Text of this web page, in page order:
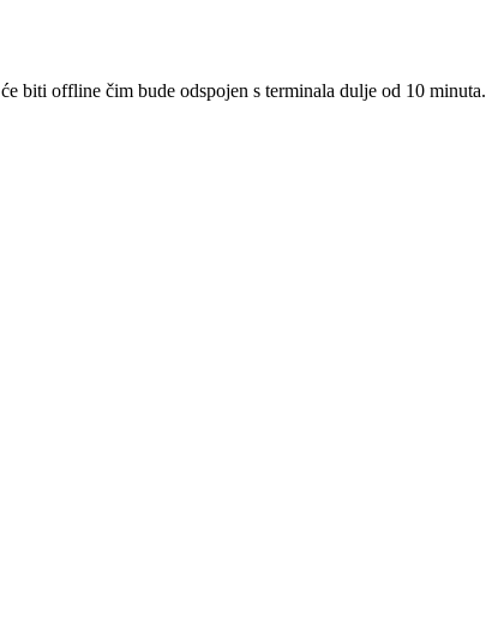
biti offline čim bude odspojen s terminala dulje od 10 minuta.